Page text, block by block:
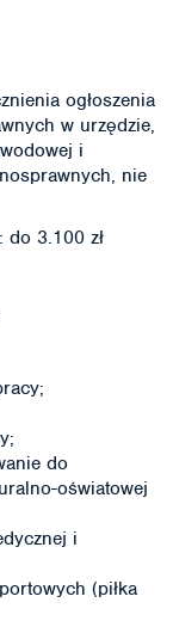
ogłoszenia
w urzędzie,
i
nie
do 3.100 zł
do
oświatowej
i
(piłka